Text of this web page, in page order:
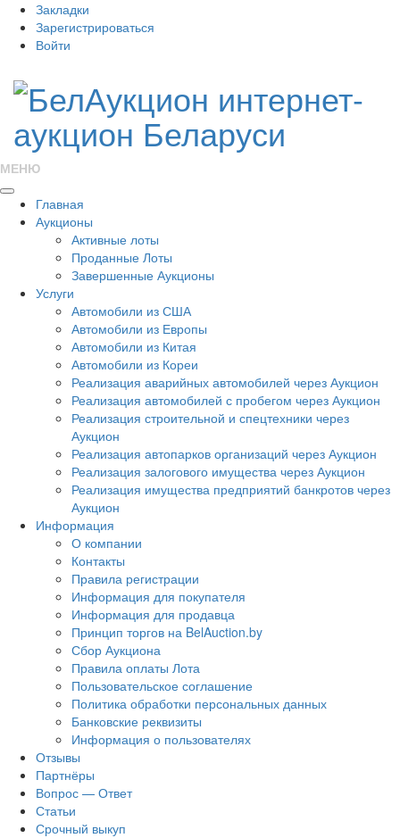
Закладки
Зарегистрироваться
Войти
МЕНЮ
Главная
Аукционы
Активные лоты
Проданные Лоты
Завершенные Аукционы
Услуги
Автомобили из США
Автомобили из Европы
Автомобили из Китая
Автомобили из Кореи
Реализация аварийных автомобилей через Аукцион
Реализация автомобилей с пробегом через Аукцион
Реализация строительной и спецтехники через
Аукцион
Реализация автопарков организаций через Аукцион
Реализация залогового имущества через Аукцион
Реализация имущества предприятий банкротов через
Аукцион
Информация
О компании
Контакты
Правила регистрации
Информация для покупателя
Информация для продавца
Принцип торгов на BelAuction.by
Сбор Аукциона
Правила оплаты Лота
Пользовательское соглашение
Политика обработки персональных данных
Банковские реквизиты
Информация о пользователях
Отзывы
Партнёры
Вопрос — Ответ
Статьи
Срочный выкуп